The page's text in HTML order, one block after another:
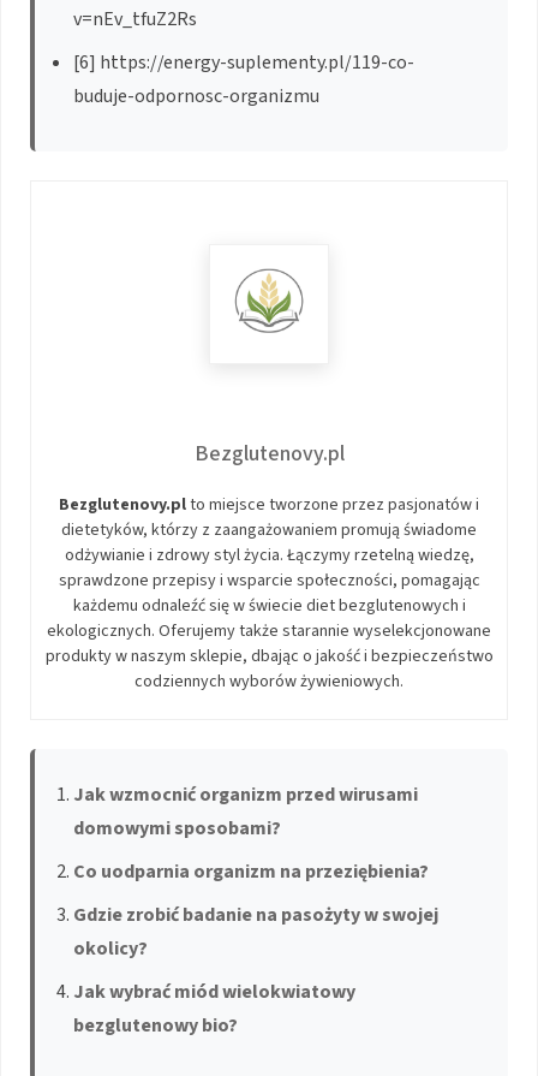
v=nEv_tfuZ2Rs
[6] https://energy-suplementy.pl/119-co-
buduje-odpornosc-organizmu
Bezglutenovy.pl
Bezglutenovy.plto miejsce tworzone przez pasjonatów i
dietetyków, którzy z zaangażowaniem promują świadome
odżywianie i zdrowy styl życia. Łączymy rzetelną wiedzę,
sprawdzone przepisy i wsparcie społeczności, pomagając
każdemu odnaleźć się w świecie diet bezglutenowych i
ekologicznych. Oferujemy także starannie wyselekcjonowane
produkty w naszym sklepie, dbając o jakość i bezpieczeństwo
codziennych wyborów żywieniowych.
Jak wzmocnić organizm przed wirusami
domowymi sposobami?
Co uodparnia organizm na przeziębienia?
Gdzie zrobić badanie na pasożyty w swojej
okolicy?
Jak wybrać miód wielokwiatowy
bezglutenowy bio?